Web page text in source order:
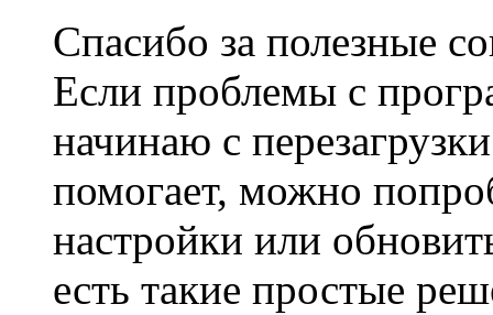
Спасибо за полезные
Если проблемы с
начинаю с
помогает, можно
настройки или
есть такие простые